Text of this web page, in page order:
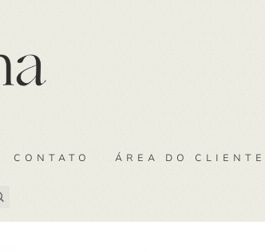
CONTATO ÁREA DO CLIENTE